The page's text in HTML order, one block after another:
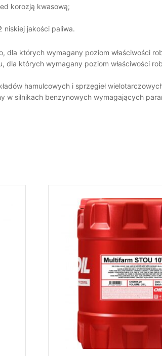
korozją kwasową;
niskiej jakości paliwa.
których wymagany poziom właściwości
których wymagany poziom właściwości
hamulcowych i sprzęgieł
w silnikach benzynowych wymagających